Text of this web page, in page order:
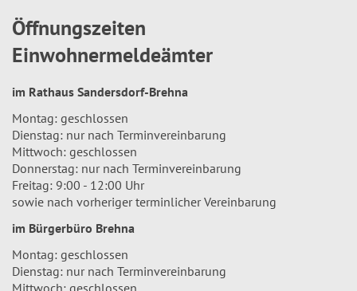
Öffnungszeiten
Einwohnermeldeämter
im Rathaus Sandersdorf-Brehna
Montag: geschlossen
Dienstag: nur nach Terminvereinbarung
Mittwoch: geschlossen
Donnerstag: nur nach Terminvereinbarung
Freitag: 9:00 - 12:00 Uhr
sowie nach vorheriger terminlicher Vereinbarung
im Bürgerbüro Brehna
Montag: geschlossen
Dienstag: nur nach Terminvereinbarung